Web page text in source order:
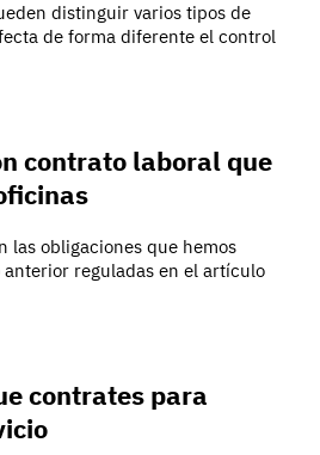
distinguir varios tipos de
de forma diferente el control
contrato laboral que
las obligaciones que hemos
reguladas en el artículo
contrates para